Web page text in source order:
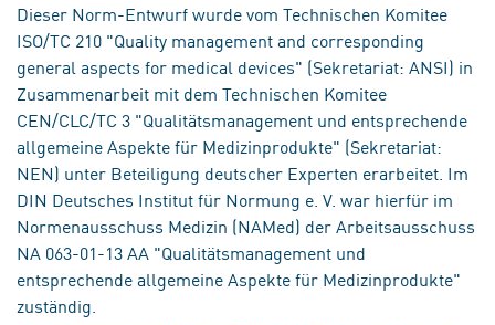
Dieser Norm-Entwurf wurde vom Technischen Komitee
ISO/TC 210 "Quality management and corresponding
general aspects for medical devices" (Sekretariat: ANSI) in
Zusammenarbeit mit dem Technischen Komitee
CEN/CLC/TC 3 "Qualitätsmanagement und entsprechende
allgemeine Aspekte für Medizinprodukte" (Sekretariat:
NEN) unter Beteiligung deutscher Experten erarbeitet. Im
DIN Deutsches Institut für Normung e. V. war hierfür im
Normenausschuss Medizin (NAMed) der Arbeitsausschuss
NA 063-01-13 AA "Qualitätsmanagement und
entsprechende allgemeine Aspekte für Medizinprodukte"
zuständig.